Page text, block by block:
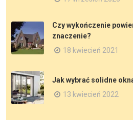
Czy wykończenie
znaczenie?
18 kwiecień 2021
Jak wybrać solidne
13 kwiecień 2022